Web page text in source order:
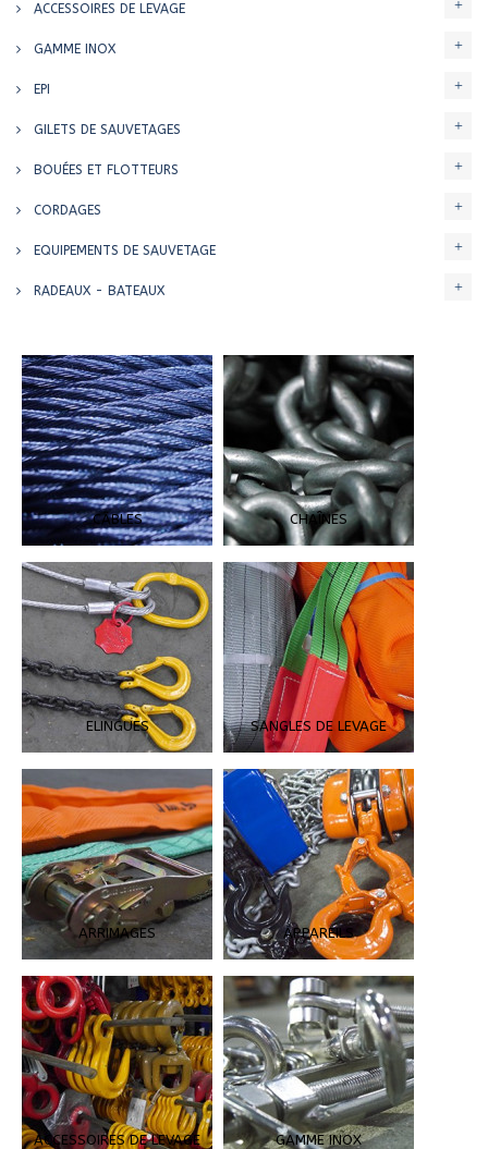
ACCESSOIRES DE LEVAGE
GAMME INOX
EPI
GILETS DE SAUVETAGES
BOUÉES ET FLOTTEURS
CORDAGES
EQUIPEMENTS DE SAUVETAGE
RADEAUX - BATEAUX
CÂBLES CHAÎNES
ELINGUES SANGLES DE LEVAGE
ARRIMAGES APPAREILS
ACCESSOIRES DE LEVAGE GAMME INOX